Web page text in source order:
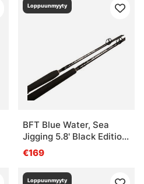
Loppuunmyyty
BFT Blue Water, Sea
Jigging 5.8' Black Edition
-450g, 2pcs
€169
Loppuunmyyty